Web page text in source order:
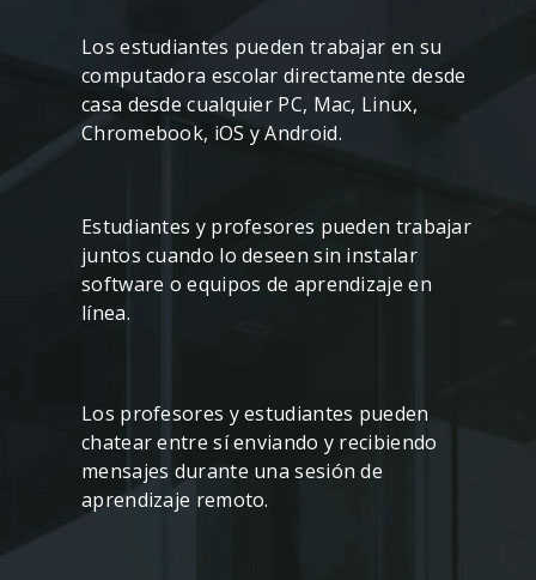
Los estudiantes pueden trabajar en su
computadora escolar directamente desde
casa desde cualquier PC, Mac, Linux,
Chromebook, iOS y Android.
Estudiantes y profesores pueden trabajar
juntos cuando lo deseen sin instalar
software o equipos de aprendizaje en
línea.
Los profesores y estudiantes pueden
chatear entre sí enviando y recibiendo
mensajes durante una sesión de
aprendizaje remoto.